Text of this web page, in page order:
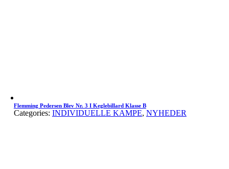
Flemming Pedersen Blev Nr. 3 I Keglebillard Klasse B
Categories: INDIVIDUELLE KAMPE, NYHEDER